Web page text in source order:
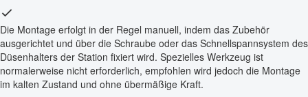
Die Montage erfolgt in der Regel manuell, indem das Zubehör
ausgerichtet und über die Schraube oder das Schnellspannsystem des
Düsenhalters der Station fixiert wird. Spezielles Werkzeug ist
normalerweise nicht erforderlich, empfohlen wird jedoch die Montage
im kalten Zustand und ohne übermäßige Kraft.